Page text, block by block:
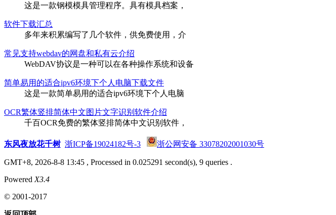
这是一款钢模模具管理程序。具有模具档案，
软件下载汇总
多年来积累编写了几个软件，供免费使用，介
常见支持webdav的网盘和私有云介绍
WebDAV协议是一种可以在各种操作系统和设备
简单易用的适合ipv6环境下个人电脑下载文件
这是一款简单易用的适合ipv6环境下个人电脑
OCR繁体竖排简体中文图片文字识别软件介绍
千百OCR免费的繁体竖排简体中文识别软件，
东风夜放花千树 浙ICP备19024182号-3 浙公网安备 33078202001030号
GMT+8, 2026-8-8 13:45 , Processed in 0.025291 second(s), 9 queries .
Powered X3.4
© 2001-2017